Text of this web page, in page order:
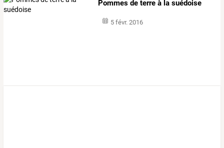
Pommes de terre à la suédoise
5 févr. 2016